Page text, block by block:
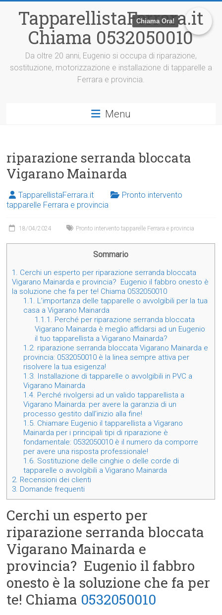
TapparellistaFerrara.it
Chiama 0532050010
Da oltre 20 anni, Eugenio si occupa di riparazione,
sostituzione, motorizzazione e installazione di tapparelle a
Ferrara e provincia.
Menu
riparazione serranda bloccata
Vigarano Mainarda
TapparellistaFerrara.it
Pronto intervento
tapparelle Ferrara e provincia
18/04/2024 Pronto intervento tapparelle Ferrara e provincia
Sommario
1. Cerchi un esperto per riparazione serranda bloccata
Vigarano Mainarda e provincia? Eugenio il fabbro onesto è
la soluzione che fa per te! Chiama 0532050010
1.1. L’importanza delle tapparelle o avvolgibili per la tua
casa a Vigarano Mainarda
1.1.1. Perché per riparazione serranda bloccata
Vigarano Mainarda è meglio affidarsi ad un Eugenio
il tuo tapparellista a Vigarano Mainarda?
1.2. riparazione serranda bloccata Vigarano Mainarda e
provincia: 0532050010 è la linea sempre attiva per
risolvere la tua esigenza!
1.3. Installazione di tapparelle o avvolgibili in PVC a
Vigarano Mainarda
1.4. Perché rivolgersi ad un valido tapparellista a
Vigarano Mainarda: per avere la garanzia di un
processo gestito dall’inizio alla fine!
1.5. Chiamare Eugenio il tapparellista a Vigarano
Mainarda per i principali tipi di riparazione è
fondamentale: 0532050010 è il numero da comporre
per avere una risposta professionale!
1.6. Sostituzione delle cinghie o delle corde di
tapparelle o avvolgibili a Vigarano Mainarda
2. Recensioni dei clienti
3. Domande frequenti
Cerchi un esperto per
riparazione serranda bloccata
Vigarano Mainarda e
provincia? Eugenio il fabbro
onesto è la soluzione che fa per
te! Chiama 0532050010
Chiama Ora!